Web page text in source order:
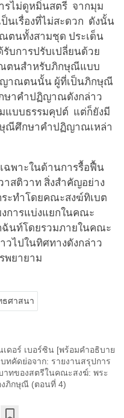
รไม่ดูหมิ่นสตรี จากมุม
นเรื่องที่ไม่สะดวก ดังนั้น
ตนทั้งสามชุด ประเด็น
รับการปรับเปลี่ยนด้วย
ตนสำหรับภิกษุณีแบบ
ญาณตนนั้น ผู้ที่เป็นภิกษุณี
ษาคำปฏิญาณดังกล่าว
แบบธรรมคุปต์ แต่ก็ยังมี
ณีศึกษาคำปฏิญาณเหล่า
ฉพาะในด้านการรื้อฟื้น
สติวาท สิ่งสำคัญอย่าง
ะทำโดยคณะสงฆ์ทิเบต
งการแบ่งแยกในคณะ
ฉันท์โดยรวมภายในคณะ
วไปในทิศทางดังกล่าว
พยายาม
ธศาสนา
ดอร์ เบอร์ซิน [พร้อมคำอธิบาย
ทคัดย่อจาก: รายงานสรุปการ
ทของสตรีในคณะสงฆ์: พระ
ภิกษุณี (ตอนที่ 4)